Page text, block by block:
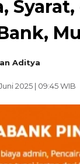
Aditya
2025 | 09:45 WIB